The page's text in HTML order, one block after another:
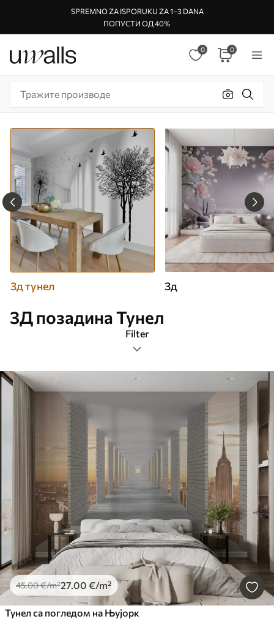
SPREMNO ZA ISPORUKU ZA 1–3 DANA
ПОПУСТИ ОД 40%
0 0
3д тунел 3д
3Д позадина Тунел
Filter
Ознаке
Формат слике
Паметно
Ресетујте све
45.00€/m²27.00 €/m²
Тунел са погледом на Њујорк